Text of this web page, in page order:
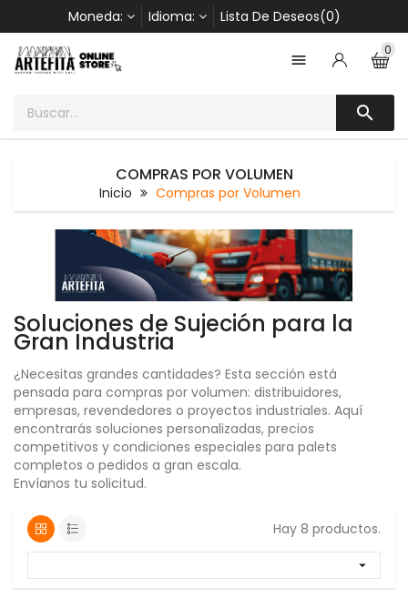
Moneda: Idioma: Lista De Deseos(0)

0

COMPRAS POR VOLUMEN
Inicio Compras por Volumen
Soluciones de Sujeción para la
Gran Industria
¿Necesitas grandes cantidades? Esta sección está
pensada para compras por volumen: distribuidores,
empresas, revendedores o proyectos industriales. Aquí
encontrarás soluciones personalizadas, precios
competitivos y condiciones especiales para palets
completos o pedidos a gran escala.
Envíanos tu solicitud.
Hay 8 productos.
